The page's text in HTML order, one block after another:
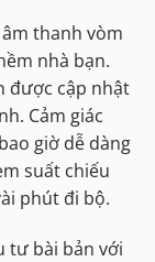
thanh vòm
nhà bạn.
được cập nhật
Cảm giác
giờ dễ dàng
suất chiếu
phút đi bộ.
tư bài bản với